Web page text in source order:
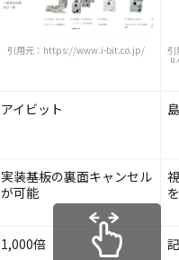
引用元：https://www.i-bit.co.jp/
アイビット
実装基板の裏面キャンセル
が可能
1,000倍